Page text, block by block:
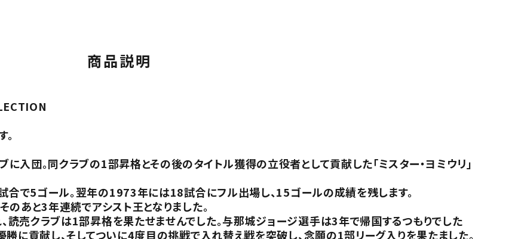
商品説明
団。同クラブの1部昇格とその後のタイトル獲得の立役者として貢献した「ミスター・ヨミウリ」
で5ゴール。翌年の1973年には18試合にフル出場し、15ゴールの成績を残します。
あと3年連続でアシスト王となりました。
売クラブは1部昇格を果たせませんでした。与那城ジョージ選手は3年で帰国するつもりでした
に貢献し、そしてついに4度目の挑戦で入れ替え戦を突破し、念願の1部リーグ入りを果たました。